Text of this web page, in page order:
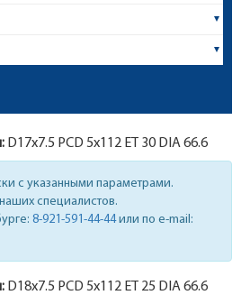
D17x7.5 PCD 5x112 ET 30 DIA 66.6
с указанными параметрами.
специалистов.
8-921-591-44-44или по e-mail:
D18x7.5 PCD 5x112 ET 25 DIA 66.6